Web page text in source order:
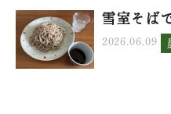
雪室そば
2026.06.09